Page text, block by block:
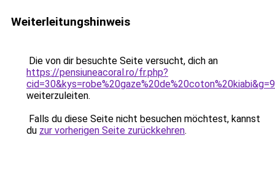
Weiterleitungshinweis
Die von dir besuchte Seite versucht, dich an
https://pensiuneacoral.ro/fr.php?
cid=30&kys=robe%20gaze%20de%20coton%20kiabi&g=9
weiterzuleiten.
Falls du diese Seite nicht besuchen möchtest, kannst
du zur vorherigen Seite zurückkehren.